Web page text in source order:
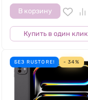
В корзину
Купить в один клик
БЕЗ RUSTORE! - 34%